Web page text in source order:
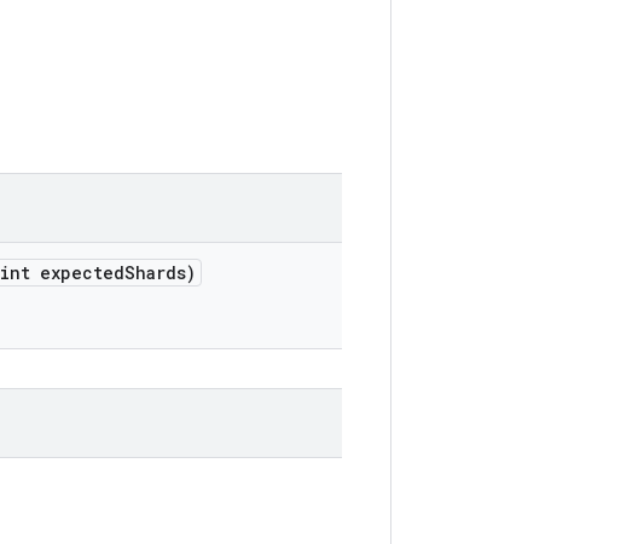
int expectedShards)